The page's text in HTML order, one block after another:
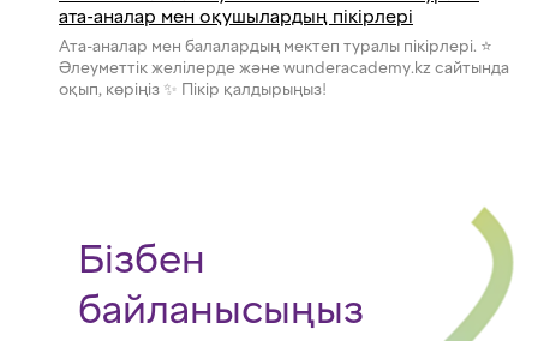
ата-аналар мен оқушылардың пікірлері
Ата-аналар мен балалардың мектеп туралы пікірлері. ⭐
Әлеуметтік желілерде және wunderacademy.kz сайтында
оқып, көріңіз ✨ Пікір қалдырыңыз!
Бізбен
байланысыңыз